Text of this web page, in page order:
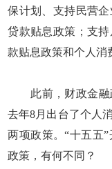
保计划、支持民营
贷款贴息政策；支
款贴息政策和个人消
此前，财政金融政
去年8月出台了个人
两项政策。“十五五
政策，有何不同？